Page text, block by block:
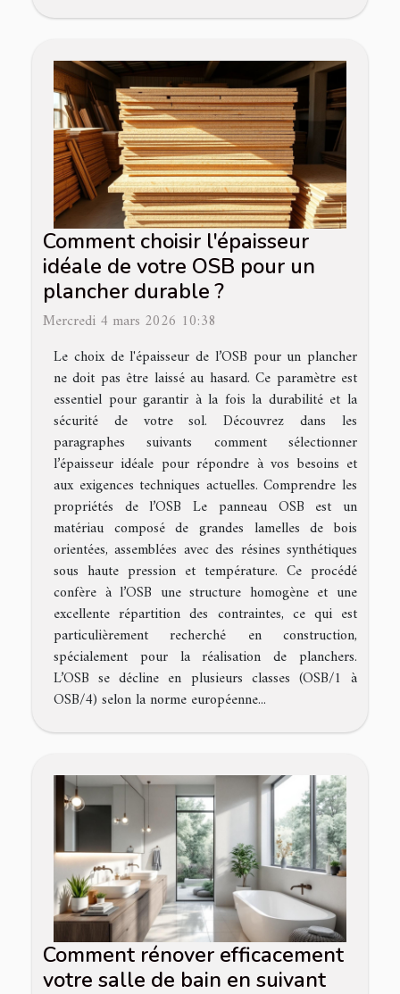
Comment choisir l'épaisseur
idéale de votre OSB pour un
plancher durable ?
Mercredi 4 mars 2026 10:38
Le choix de l'épaisseur de l’OSB pour un plancher
ne doit pas être laissé au hasard. Ce paramètre est
essentiel pour garantir à la fois la durabilité et la
sécurité de votre sol. Découvrez dans les
paragraphes suivants comment sélectionner
l’épaisseur idéale pour répondre à vos besoins et
aux exigences techniques actuelles. Comprendre les
propriétés de l’OSB Le panneau OSB est un
matériau composé de grandes lamelles de bois
orientées, assemblées avec des résines synthétiques
sous haute pression et température. Ce procédé
confère à l’OSB une structure homogène et une
excellente répartition des contraintes, ce qui est
particulièrement recherché en construction,
spécialement pour la réalisation de planchers.
L’OSB se décline en plusieurs classes (OSB/1 à
OSB/4) selon la norme européenne...
Comment rénover efficacement
votre salle de bain en suivant